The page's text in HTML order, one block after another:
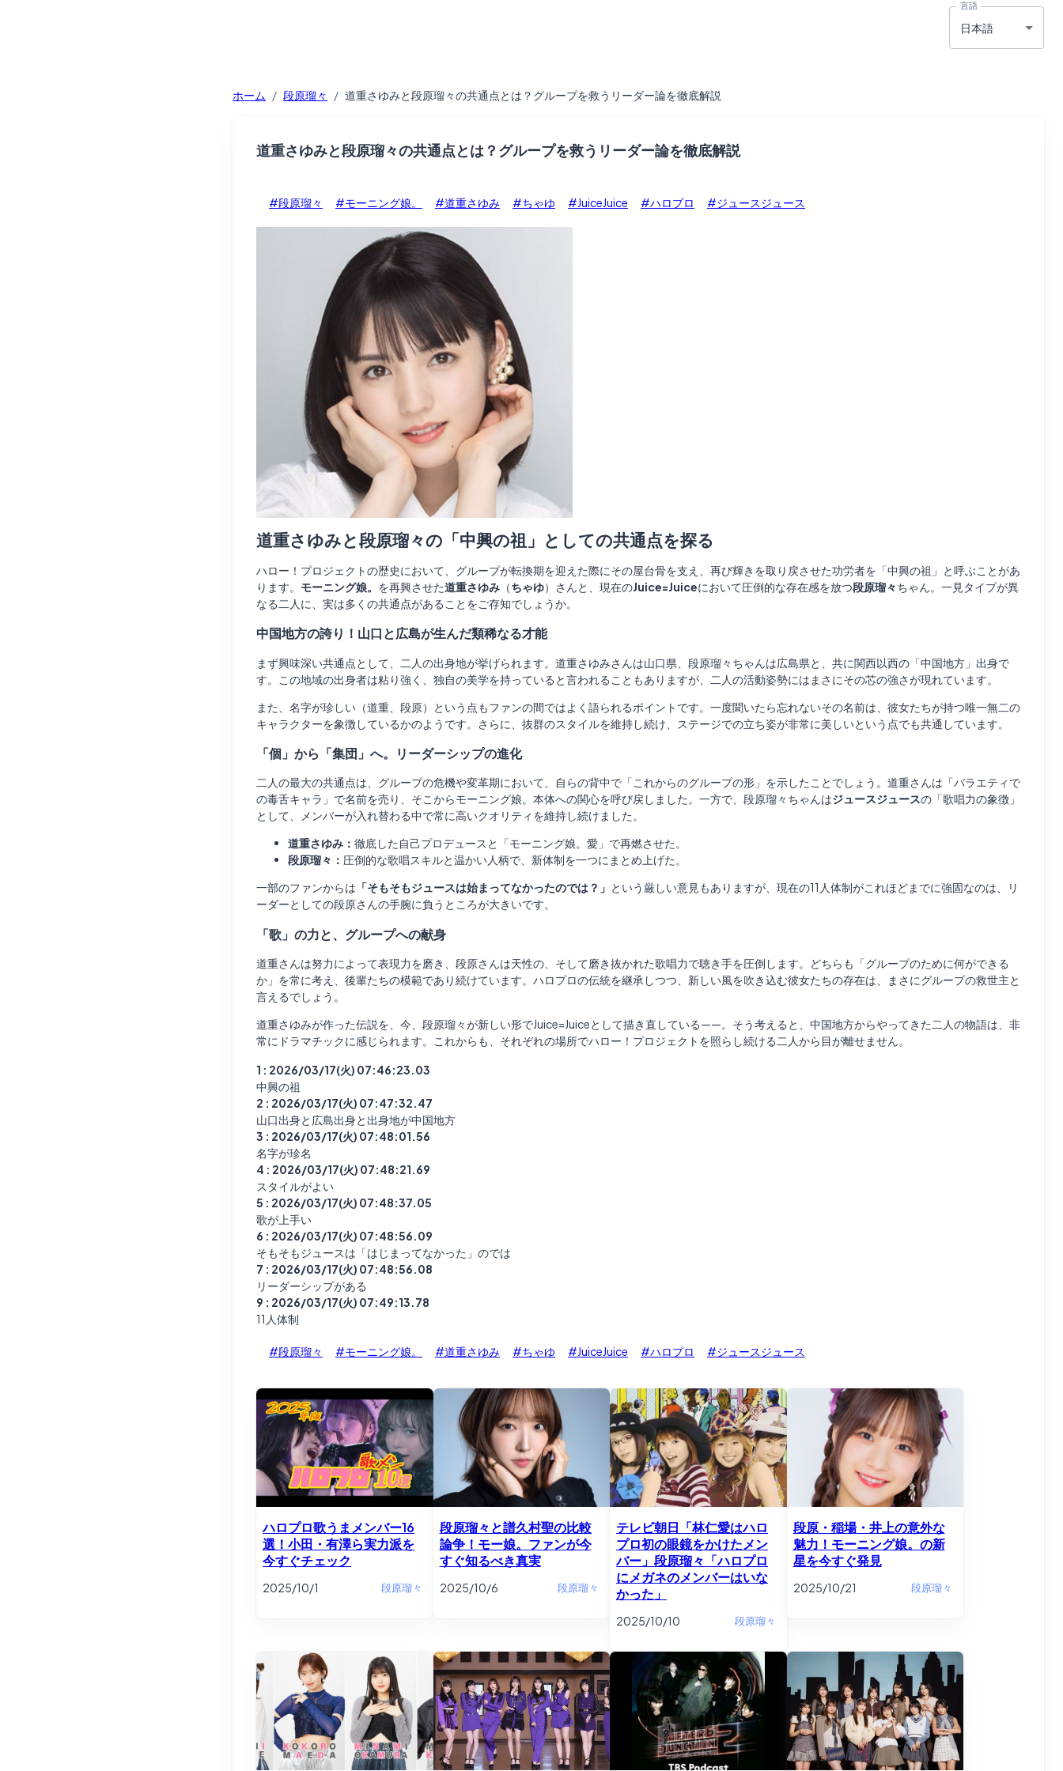
言語
日本語
ホーム / 段原瑠々 / 道重さゆみと段原瑠々の共通点とは？グループを救うリーダー論を徹底解説
道重さゆみと段原瑠々の共通点とは？グループを救うリーダー論を徹底解説
#段原瑠々 #モーニング娘。 #道重さゆみ #ちゃゆ #JuiceJuice #ハロプロ #ジュースジュース
道重さゆみと段原瑠々の「中興の祖」としての共通点を探る
ハロー！プロジェクトの歴史において、グループが転換期を迎えた際にその屋台骨を支え、再び輝きを取り戻させた功労者を「中興の祖」と呼ぶことがあ
ります。 モーニング娘。 を再興させた道重さゆみ （ちゃゆ）さんと、現在のJuice=Juiceにおいて圧倒的な存在感を放つ段原瑠々ちゃん。一見タイプが異
なる二人に、実は多くの共通点があることをご存知でしょうか。
中国地方の誇り！山口と広島が生んだ類稀なる才能
まず興味深い共通点として、二人の出身地が挙げられます。道重さゆみさんは山口県、段原瑠々ちゃんは広島県と、共に関西以西の「中国地方」出身で
す。この地域の出身者は粘り強く、独自の美学を持っていると言われることもありますが、二人の活動姿勢にはまさにその芯の強さが現れています。
また、名字が珍しい（道重、段原）という点もファンの間ではよく語られるポイントです。一度聞いたら忘れないその名前は、彼女たちが持つ唯一無二の
キャラクターを象徴しているかのようです。さらに、抜群のスタイルを維持し続け、ステージでの立ち姿が非常に美しいという点でも共通しています。
「個」から「集団」へ。リーダーシップの進化
二人の最大の共通点は、グループの危機や変革期において、自らの背中で「これからのグループの形」を示したことでしょう。道重さんは「バラエティで
の毒舌キャラ」で名前を売り、そこからモーニング娘。本体への関心を呼び戻しました。一方で、段原瑠々ちゃんはジュースジュースの「歌唱力の象徴」
として、メンバーが入れ替わる中で常に高いクオリティを維持し続けました。
道重さゆみ： 徹底した自己プロデュースと「モーニング娘。愛」で再燃させた。
段原瑠々： 圧倒的な歌唱スキルと温かい人柄で、新体制を一つにまとめ上げた。
一部のファンからは 「そもそもジュースは始まってなかったのでは？」 という厳しい意見もありますが、現在の11人体制がこれほどまでに強固なのは、リ
ーダーとしての段原さんの手腕に負うところが大きいです。
「歌」の力と、グループへの献身
道重さんは努力によって表現力を磨き、段原さんは天性の、そして磨き抜かれた歌唱力で聴き手を圧倒します。どちらも「グループのために何ができる
か」を常に考え、後輩たちの模範であり続けています。ハロプロの伝統を継承しつつ、新しい風を吹き込む彼女たちの存在は、まさにグループの救世主と
言えるでしょう。
道重さゆみが作った伝説を、今、段原瑠々が新しい形でJuice=Juiceとして描き直している——。そう考えると、中国地方からやってきた二人の物語は、非
常にドラマチックに感じられます。これからも、それぞれの場所でハロー！プロジェクトを照らし続ける二人から目が離せません。
1 : 2026/03/17(火) 07:46:23.03
中興の祖
2 : 2026/03/17(火) 07:47:32.47
山口出身と広島出身と出身地が中国地方
3 : 2026/03/17(火) 07:48:01.56
名字が珍名
4 : 2026/03/17(火) 07:48:21.69
スタイルがよい
5 : 2026/03/17(火) 07:48:37.05
歌が上手い
6 : 2026/03/17(火) 07:48:56.09
そもそもジュースは「はじまってなかった」のでは
7 : 2026/03/17(火) 07:48:56.08
リーダーシップがある
9 : 2026/03/17(火) 07:49:13.78
11人体制
#段原瑠々 #モーニング娘。 #道重さゆみ #ちゃゆ #JuiceJuice #ハロプロ #ジュースジュース
ハロプロ歌うまメンバー16
選！小田・有澤ら実力派を
今すぐチェック
2025/10/1 段原瑠々
段原瑠々と譜久村聖の比較
論争！モー娘。ファンが今
すぐ知るべき真実
2025/10/6 段原瑠々
テレビ朝日「林仁愛はハロ
プロ初の眼鏡をかけたメン
バー」段原瑠々「ハロプロ
にメガネのメンバーはいな
かった」
2025/10/10 段原瑠々
段原・稲場・井上の意外な
魅力！モーニング娘。の新
星を今すぐ発見
2025/10/21 段原瑠々